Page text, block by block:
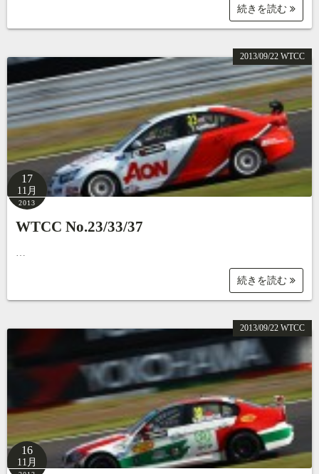
続きを読む
2013/09/22 WTCC
17
11月
2013
WTCC No.23/33/37
…
続きを読む
2013/09/22 WTCC
16
11月